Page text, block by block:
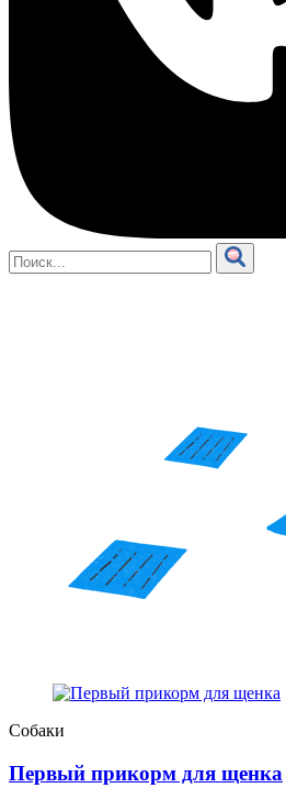
Собаки
Первый прикорм для щенка